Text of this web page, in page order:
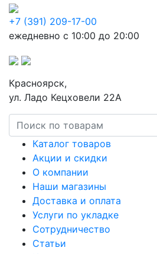
+7 (391) 209-17-00
ежедневно с 10:00 до 20:00
Красноярск,
ул. Ладо Кецховели 22А
Каталог товаров
Акции и скидки
О компании
Наши магазины
Доставка и оплата
Услуги по укладке
Сотрудничество
Статьи